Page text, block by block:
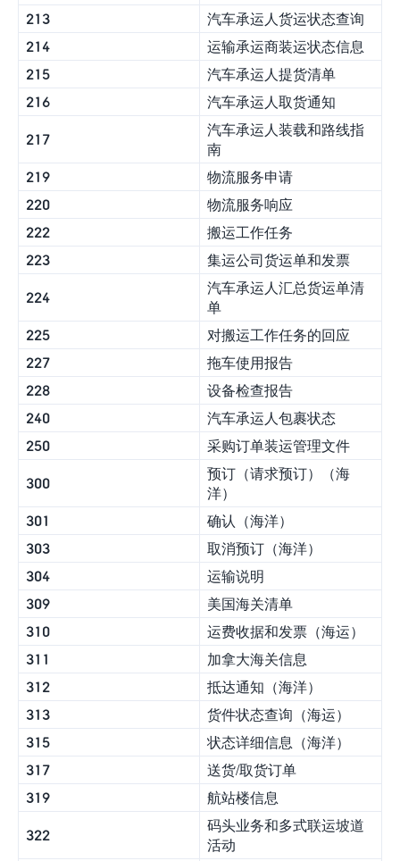
213
汽车承运人货运状态查询
214
运输承运商装运状态信息
215
汽车承运人提货清单
216
汽车承运人取货通知
217
汽车承运人装载和路线指
南
219
物流服务申请
220
物流服务响应
222
搬运工作任务
223
集运公司货运单和发票
224
汽车承运人汇总货运单清
单
225
对搬运工作任务的回应
227
拖车使用报告
228
设备检查报告
240
汽车承运人包裹状态
250
采购订单装运管理文件
300
预订（请求预订）（海
洋）
301
确认（海洋）
303
取消预订（海洋）
304
运输说明
309
美国海关清单
310
运费收据和发票（海运）
311
加拿大海关信息
312
抵达通知（海洋）
313
货件状态查询（海运）
315
状态详细信息（海洋）
317
送货/取货订单
319
航站楼信息
322
码头业务和多式联运坡道
活动